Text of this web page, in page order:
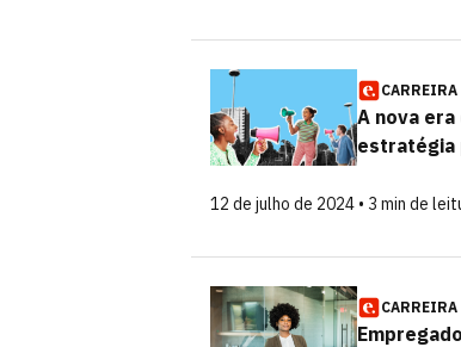
CARREIRA
A nova
estratégia
12 de julho de 2024 • 3 min de
CARREIRA